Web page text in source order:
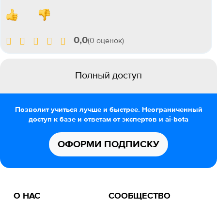
0,0(0 оценок)
Полный доступ
Позволит учиться лучше и быстрее. Неограниченный
доступ к базе и ответам от экспертов и ai-bota
ОФОРМИ ПОДПИСКУ
О НАС СООБЩЕСТВО